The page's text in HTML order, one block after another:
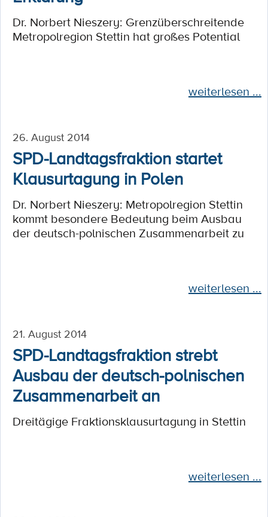
Dr. Norbert Nieszery: Grenzüberschreitende
Metropolregion Stettin hat großes Potential
weiterlesen ...
26. August 2014
SPD-Landtagsfraktion startet
Klausurtagung in Polen
Dr. Norbert Nieszery: Metropolregion Stettin
kommt besondere Bedeutung beim Ausbau
der deutsch-polnischen Zusammenarbeit zu
weiterlesen ...
21. August 2014
SPD-Landtagsfraktion strebt
Ausbau der deutsch-polnischen
Zusammenarbeit an
Dreitägige Fraktionsklausurtagung in Stettin
weiterlesen ...